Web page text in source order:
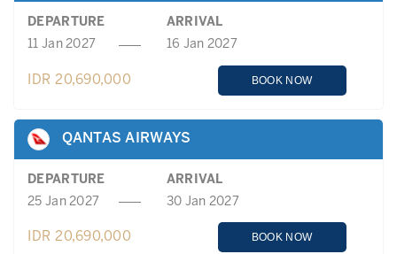
DEPARTURE
ARRIVAL
11 Jan 2027
16 Jan 2027
IDR 20,690,000 BOOK NOW
QANTAS AIRWAYS
DEPARTURE
ARRIVAL
25 Jan 2027
30 Jan 2027
IDR 20,690,000 BOOK NOW